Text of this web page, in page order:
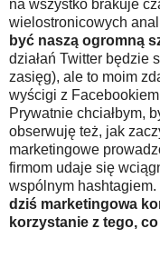
na wszystko brakuje
wielostronicowych
być naszą ogromną
działań Twitter będzie
zasięg), ale to moim
wyścigi z
Prywatnie chciałbym,
obserwuję też, jak
marketingowe
firmom udaje się
wspólnym
dziś marketingowa
korzystanie z tego,